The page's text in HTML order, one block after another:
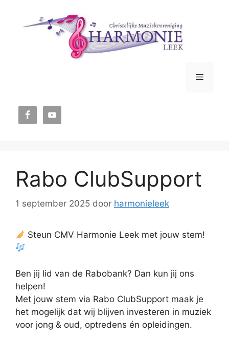
Menu
Rabo ClubSupport
1 september 2025 door harmonieleek
Steun CMV Harmonie Leek met jouw stem!
Ben jij lid van de Rabobank? Dan kun jij ons
helpen!
Met jouw stem via Rabo ClubSupport maak je
het mogelijk dat wij blijven investeren in muziek
voor jong & oud, optredens én opleidingen.